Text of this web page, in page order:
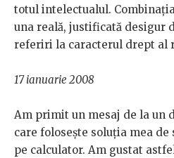
totul intelectualul.
una reală, justificată desigur
referiri la caracterul drept al
17 ianuarie 2008
Am primit un mesaj de la un
care folosește soluția mea
pe calculator. Am gustat